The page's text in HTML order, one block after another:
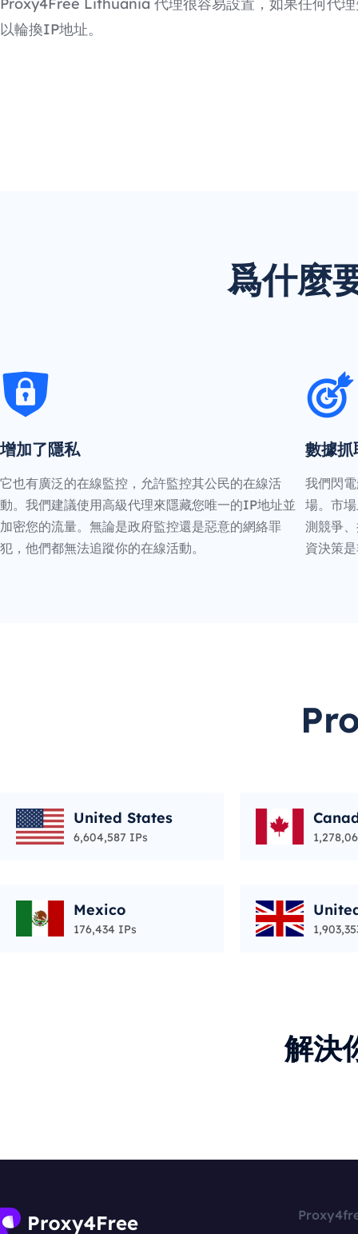
以輪換IP地址。
爲什麼
增加了隱私
它也有廣泛的在線監控，允許監控其公民的在線活
動。我們建議使用高級代理來隱藏您唯一的IP地址並
加密您的流量。無論是政府監控還是惡意的網絡罪
犯，他們都無法追蹤你的在線活動。
數據抓
我們閃
場。市
測競爭
資決策
United States
6,604,587 IPs
Mexico
176,434 IPs
解決